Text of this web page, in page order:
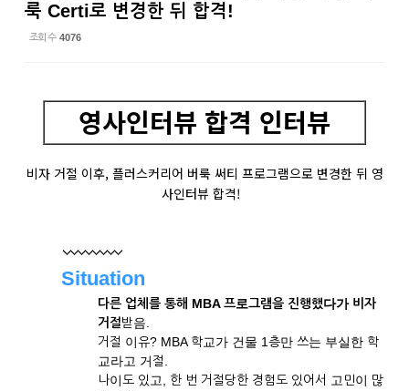
룩 Certi로 변경한 뒤 합격!
조회 수 4076
영사인터뷰 합격 인터뷰
비자 거절 이후, 플러스커리어 버룩 써티 프로그램으로 변경한 뒤 영
사인터뷰 합격!
Situation
다른 업체를 통해 MBA 프로그램을 진행했다가 비자
거절받음.
거절 이유? MBA 학교가 건물 1층만 쓰는 부실한 학
교라고 거절.
나이도 있고, 한 번 거절당한 경험도 있어서 고민이 많